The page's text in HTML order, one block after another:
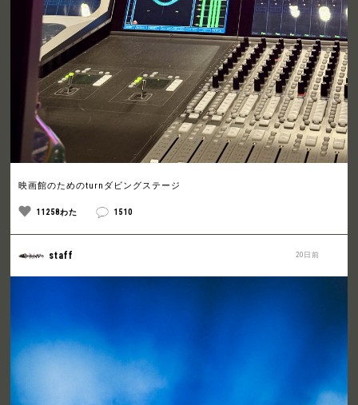
映画館のためのturnダビングステージ
11258わた 1510
20日前
staff